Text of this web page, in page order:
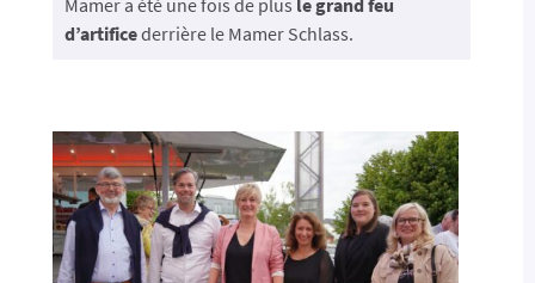
Mamer a été une fois de plus le grand feu
d’artificederrière le Mamer Schlass.